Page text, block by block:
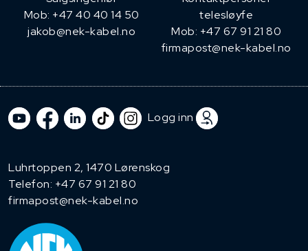
Mob: +47 40 40 14 50
jakob@nek-kabel.no
telesløyfe
Mob: +47 67 91 21 80
firmapost@nek-kabel.no
Logg inn
Luhrtoppen 2, 1470 Lørenskog
Telefon: +47 67 91 21 80
firmapost@nek-kabel.no